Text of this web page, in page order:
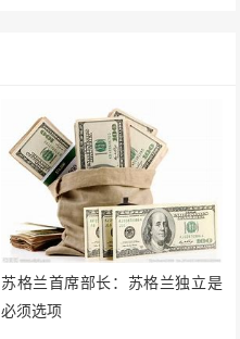
苏格兰首席部长：苏格兰独立是
必须选项